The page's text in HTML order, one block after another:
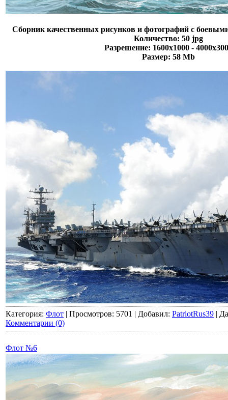
Сборник качественных рисунков и фотографий с
Количество: 50 jpg
Разрешение: 1600x1000 -
Размер: 58 Mb
Категория: Флот | Просмотров: 5701 | Добавил: PatriotRus39 |
Комментарии (0)
Флот №6